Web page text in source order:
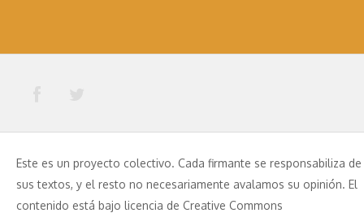
Este es un proyecto colectivo. Cada firmante se responsabiliza de
sus textos, y el resto no necesariamente avalamos su opinión. El
contenido está bajo licencia de Creative Commons